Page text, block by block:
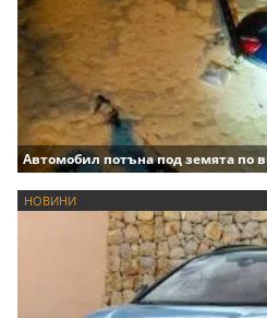
Автомобил потъна под земята по
НОВИНИ